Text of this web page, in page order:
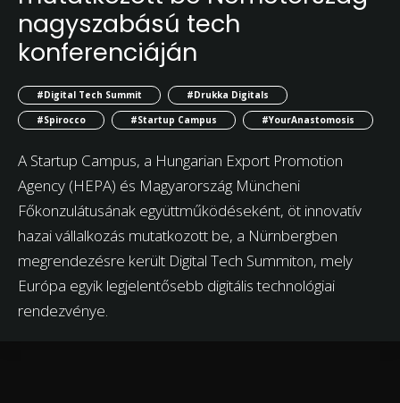
nagyszabású tech
konferenciáján
#Digital Tech Summit
#Drukka Digitals
#Spirocco
#Startup Campus #YourAnastomosis
A Startup Campus, a Hungarian Export Promotion
Agency (HEPA) és Magyarország Müncheni
Főkonzulátusának együttműködéseként, öt innovatív
hazai vállalkozás mutatkozott be, a Nürnbergben
megrendezésre került Digital Tech Summiton, mely
Európa egyik legjelentősebb digitális technológiai
rendezvénye.